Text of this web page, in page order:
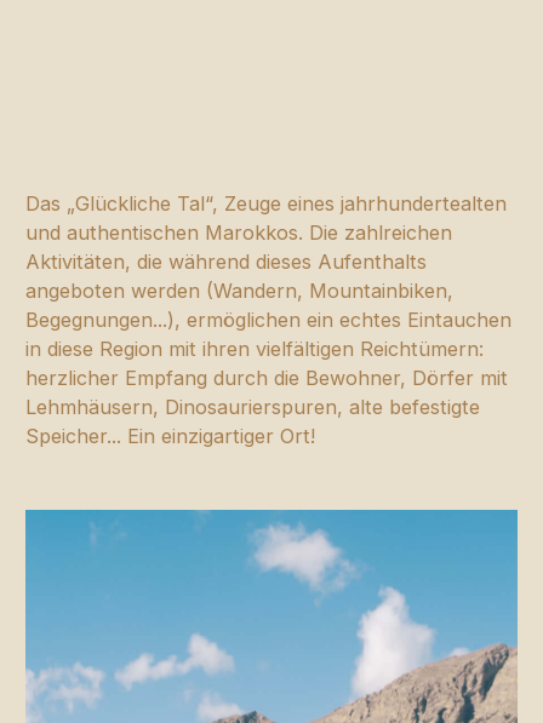
Das „Glückliche Tal“, Zeuge eines jahrhundertealten
und authentischen Marokkos. Die zahlreichen
Aktivitäten, die während dieses Aufenthalts
angeboten werden (Wandern, Mountainbiken,
Begegnungen...), ermöglichen ein echtes Eintauchen
in diese Region mit ihren vielfältigen Reichtümern:
herzlicher Empfang durch die Bewohner, Dörfer mit
Lehmhäusern, Dinosaurierspuren, alte befestigte
Speicher... Ein einzigartiger Ort!